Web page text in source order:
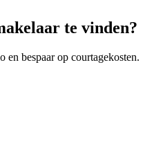
te vinden?
bespaar op courtagekosten.